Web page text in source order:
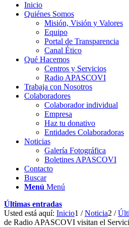
Inicio
Quiénes Somos
Misión, Visión y Valores
Equipo
Portal de Transparencia
Canal Ético
Qué Hacemos
Centros y Servicios
Radio APASCOVI
Trabaja con Nosotros
Colaboradores
Colaborador individual
Empresa
Haz tu donativo
Entidades Colaboradoras
Noticias
Galería Fotográfica
Boletines APASCOVI
Contacto
Buscar
Menú Menú
Últimas entradas
Usted está aquí: Inicio1 / Noticia2 /
de Radio APASCOVI visitan el